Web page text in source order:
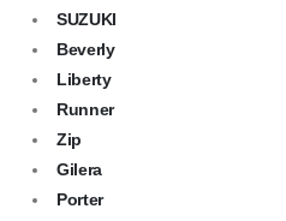
SUZUKI
Beverly
Liberty
Runner
Zip
Gilera
Porter